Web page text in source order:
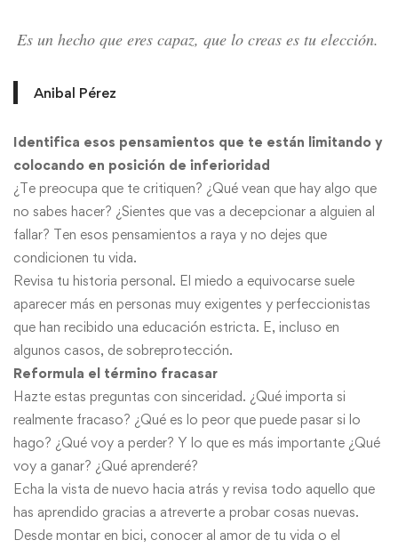
Es un hecho que eres capaz, que lo creas es tu elección.
Anibal Pérez
Identifica esos pensamientos que te están limitando y
colocando en posición de inferioridad
¿Te preocupa que te critiquen? ¿Qué vean que hay algo que
no sabes hacer? ¿Sientes que vas a decepcionar a alguien al
fallar? Ten esos pensamientos a raya y no dejes que
condicionen tu vida.
Revisa tu historia personal. El miedo a equivocarse suele
aparecer más en personas muy exigentes y perfeccionistas
que han recibido una educación estricta. E, incluso en
algunos casos, de sobreprotección.
Reformula el término fracasar
Hazte estas preguntas con sinceridad. ¿Qué importa si
realmente fracaso? ¿Qué es lo peor que puede pasar si lo
hago? ¿Qué voy a perder? Y lo que es más importante ¿Qué
voy a ganar? ¿Qué aprenderé?
Echa la vista de nuevo hacia atrás y revisa todo aquello que
has aprendido gracias a atreverte a probar cosas nuevas.
Desde montar en bici, conocer al amor de tu vida o el